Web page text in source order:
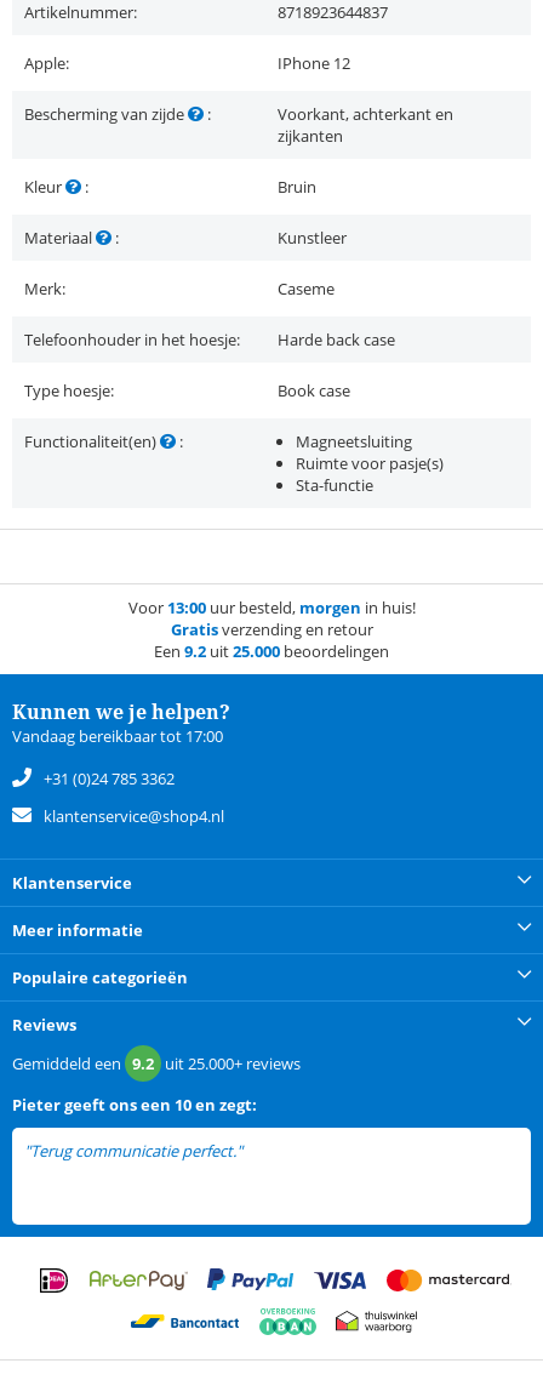
Artikelnummer: 8718923644837
Apple: IPhone 12
Bescherming van zijde :
Voorkant, achterkant en
zijkanten
Kleur : Bruin
Materiaal : Kunstleer
Merk: Caseme
Telefoonhouder in het hoesje: Harde back case
Type hoesje: Book case
Functionaliteit(en) :
Magneetsluiting
Ruimte voor pasje(s)
Sta-functie
Voor 13:00uur besteld, morgen in huis!
Gratisverzending en retour
Een 9.2 uit25.000 beoordelingen
Kunnen we je helpen?
Vandaag bereikbaar tot 17:00
+31 (0)24 785 3362
klantenservice@shop4.nl
Klantenservice
Meer informatie
Populaire categorieën
Reviews
Gemiddeld een 9.2 uit25.000+ reviews
Pietergeeft ons een 10 en zegt:
"Terug communicatie perfect."